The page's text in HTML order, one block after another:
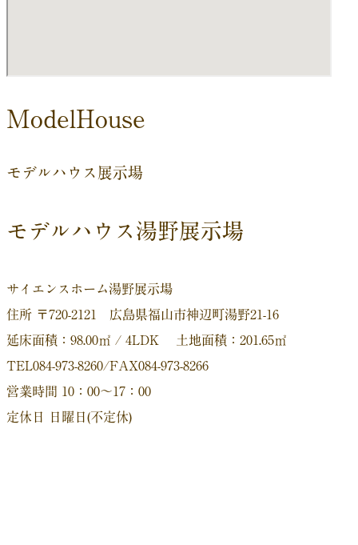
ModelHouse
モデルハウス展示場
モデルハウス湯野展示場
サイエンスホーム湯野展示場
住所 〒720-2121 広島県福山市神辺町湯野21-16
延床面積：98.00㎡ / 4LDK 土地面積：201.65㎡
TEL084-973-8260/FAX084-973-8266
営業時間 10：00～17：00
定休日 日曜日(不定休)